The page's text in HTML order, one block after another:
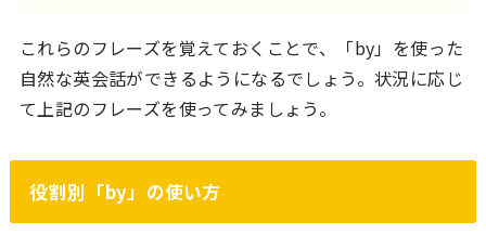
これらのフレーズを覚えておくことで、「by」を使った
自然な英会話ができるようになるでしょう。状況に応じ
て上記のフレーズを使ってみましょう。
役割別「by」の使い方